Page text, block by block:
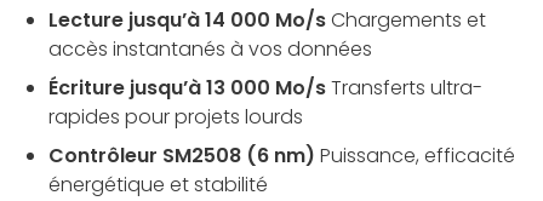
Lecture jusqu’à 14 000 Mo/sChargements et
accès instantanés à vos données
Écriture jusqu’à 13 000 Mo/sTransferts ultra-
rapides pour projets lourds
Contrôleur SM2508 (6 nm) Puissance, efficacité
énergétique et stabilité